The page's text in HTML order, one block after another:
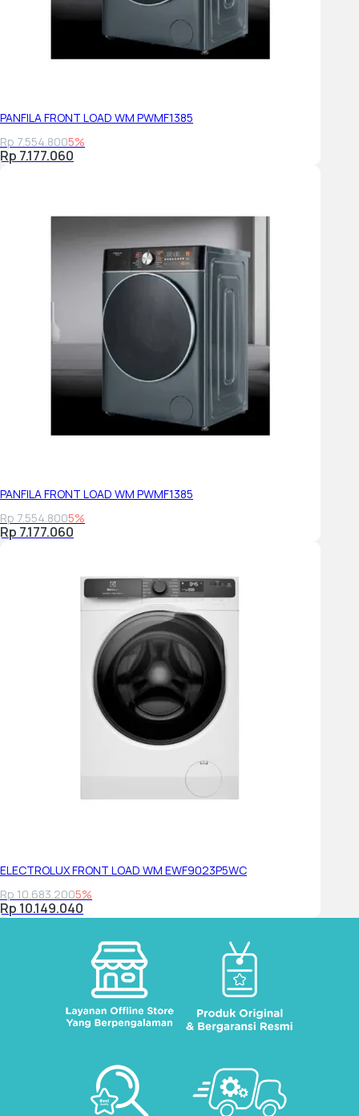
PANFILA FRONT LOAD WM PWMF1385
Rp 7.554.8005%
Rp 7.177.060
PANFILA FRONT LOAD WM PWMF1385
Rp 7.554.8005%
Rp 7.177.060
ELECTROLUX FRONT LOAD WM EWF9023P5WC
Rp 10.683.2005%
Rp 10.149.040